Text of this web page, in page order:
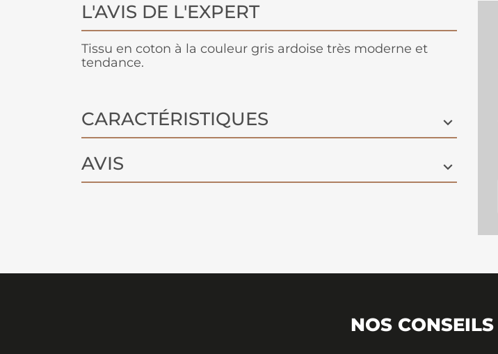
L'AVIS DE L'EXPERT
Tissu en coton à la couleur gris ardoise très moderne et
tendance.
CARACTÉRISTIQUES
AVIS
NOS CONSEILS